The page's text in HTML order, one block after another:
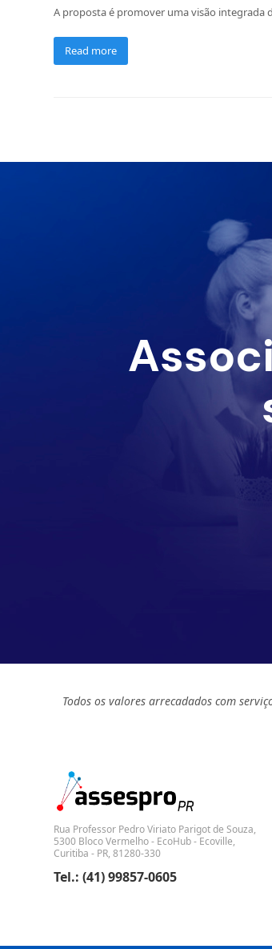
A proposta é promover uma visão integrada
Read more
Todos os valores arrecadados com
Rua Professor Pedro Viriato Parigot de Souza,
5300 Bloco Vermelho - EcoHub - Ecoville,
Curitiba - PR, 81280-330
Tel.: (41) 99857-0605